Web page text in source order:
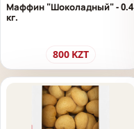
Маффин "Шоколадный" - 0.4
кг.
800 KZT